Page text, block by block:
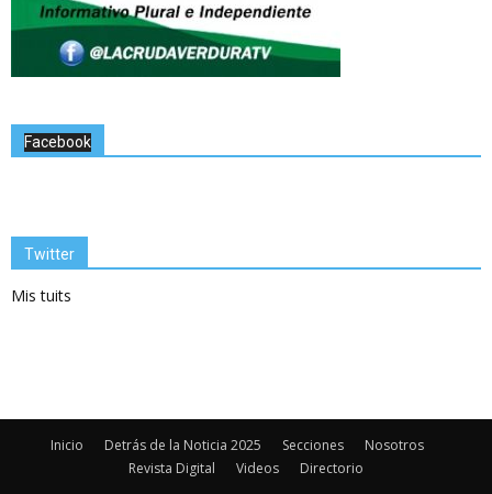
Facebook
Twitter
Mis tuits
Inicio Detrás de la Noticia 2025 Secciones
Nosotros
Revista Digital
Videos Directorio